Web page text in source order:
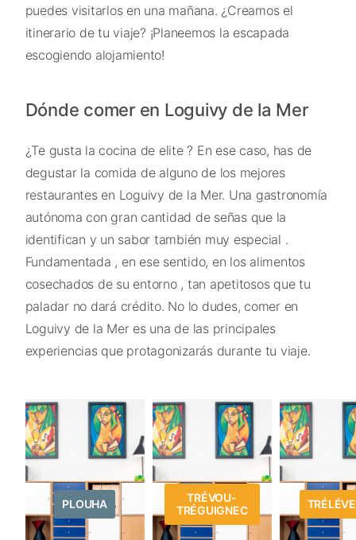
puedes visitarlos en una mañana. ¿Creamos el
itinerario de tu viaje? ¡Planeemos la escapada
escogiendo alojamiento!
Dónde comer en Loguivy de la Mer
¿Te gusta la cocina de elite ? En ese caso, has de
degustar la comida de alguno de los mejores
restaurantes en Loguivy de la Mer. Una gastronomía
autónoma con gran cantidad de señas que la
identifican y un sabor también muy especial .
Fundamentada , en ese sentido, en los alimentos
cosechados de su entorno , tan apetitosos que tu
paladar no dará crédito. No lo dudes, comer en
Loguivy de la Mer es una de las principales
experiencias que protagonizarás durante tu viaje.
PLOUHA
TRÉVOU-
TRÉGUIGNEC